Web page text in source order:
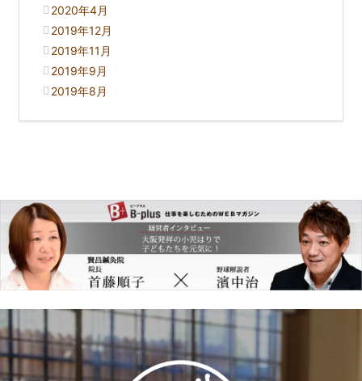
2020年4月
2019年12月
2019年11月
2019年9月
2019年8月